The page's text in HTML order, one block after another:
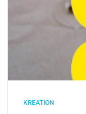
KREATION